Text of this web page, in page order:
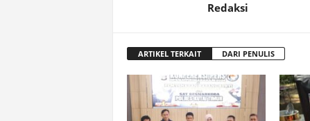
Redaksi
ARTIKEL TERKAIT DARI PENULIS